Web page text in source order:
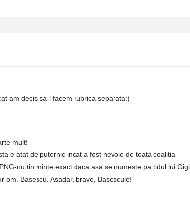
am decis sa-l facem rubrica separata:)
mult!
e atat de puternic incat a fost nevoie de toata coalitia
nu tin minte exact daca asa se numeste partidul lui Gigi
om. Basescu. Asadar, bravo, Basescule!